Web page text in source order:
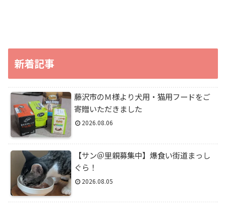
新着記事
藤沢市のＭ様より犬用・猫用フードをご
寄贈いただきました
2026.08.06
【サン＠里親募集中】爆食い街道まっし
ぐら！
2026.08.05